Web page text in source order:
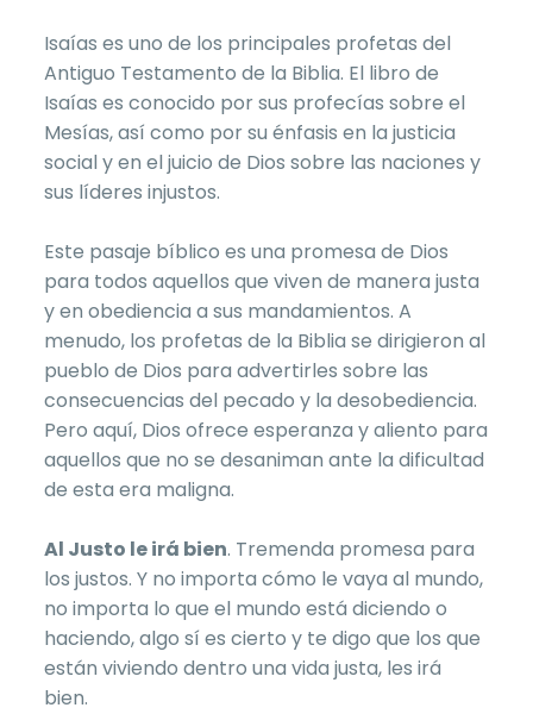
Isaías es uno de los principales profetas del
Antiguo Testamento de la Biblia. El libro de
Isaías es conocido por sus profecías sobre el
Mesías, así como por su énfasis en la justicia
social y en el juicio de Dios sobre las naciones y
sus líderes injustos.
Este pasaje bíblico es una promesa de Dios
para todos aquellos que viven de manera justa
y en obediencia a sus mandamientos. A
menudo, los profetas de la Biblia se dirigieron al
pueblo de Dios para advertirles sobre las
consecuencias del pecado y la desobediencia.
Pero aquí, Dios ofrece esperanza y aliento para
aquellos que no se desaniman ante la dificultad
de esta era maligna.
Al Justo le irá bien. Tremenda promesa para
los justos. Y no importa cómo le vaya al mundo,
no importa lo que el mundo está diciendo o
haciendo, algo sí es cierto y te digo que los que
están viviendo dentro una vida justa, les irá
bien.